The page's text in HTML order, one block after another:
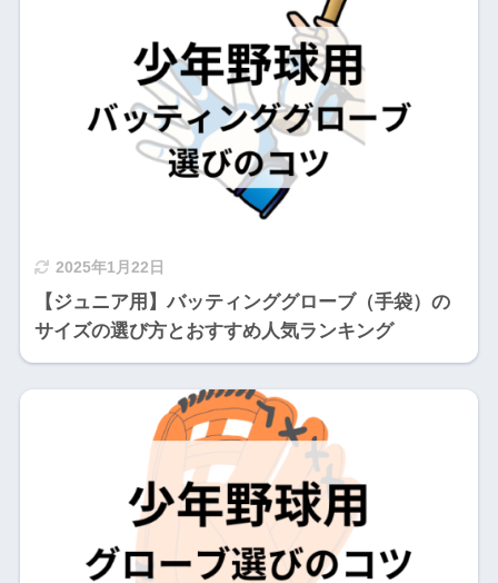
2025年1月22日
【ジュニア用】バッティンググローブ（手袋）の
サイズの選び方とおすすめ人気ランキング